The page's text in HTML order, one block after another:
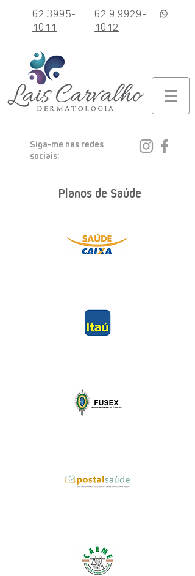
62 3995-
1011
62 9 9929-
1012
Siga-me nas redes
sociais:
Planos de Saúde